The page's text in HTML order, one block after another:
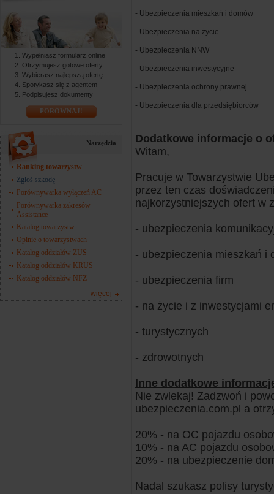
Wypełniasz formularz online
Otrzymujesz gotowe oferty
Wybierasz najlepszą ofertę
Spotykasz się z agentem
Podpisujesz dokumenty
PORÓWNAJ!
Narzędzia
Ranking towarzystw
Zgłoś szkodę
Porównywarka wyłączeń AC
Porównywarka zakresów
Assistance
Katalog towarzystw
Opinie o towarzystwach
Katalog oddziałów ZUS
Katalog oddziałów KRUS
Katalog oddziałów NFZ
więcej
- Ubezpieczenia mieszkań i domów
- Ubezpieczenia na życie
- Ubezpieczenia NNW
- Ubezpieczenia inwestycyjne
- Ubezpieczenia ochrony prawnej
- Ubezpieczenia dla przedsiębiorców
Dodatkowe informacje o
Witam,
Pracuje w Towarzystwie
przez ten czas
najkorzystniejszych ofert w
- ubezpieczenia
- ubezpieczenia mieszkań i
- ubezpieczenia firm
- na życie i z inwestycjami
- turystycznych
- zdrowotnych
Inne dodatkowe
Nie zwlekaj! Zadzwoń i
ubezpieczenia.com.pl a
20% - na OC pojazdu
10% - na AC pojazdu
20% - na ubezpieczenie
Nadal szukasz polisy